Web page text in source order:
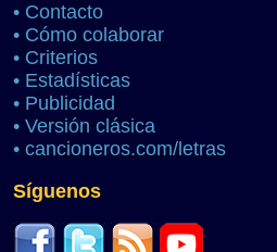
• Contacto
• Cómo colaborar
• Criterios
• Estadísticas
• Publicidad
• Versión clásica
• cancioneros.com/letras
Síguenos